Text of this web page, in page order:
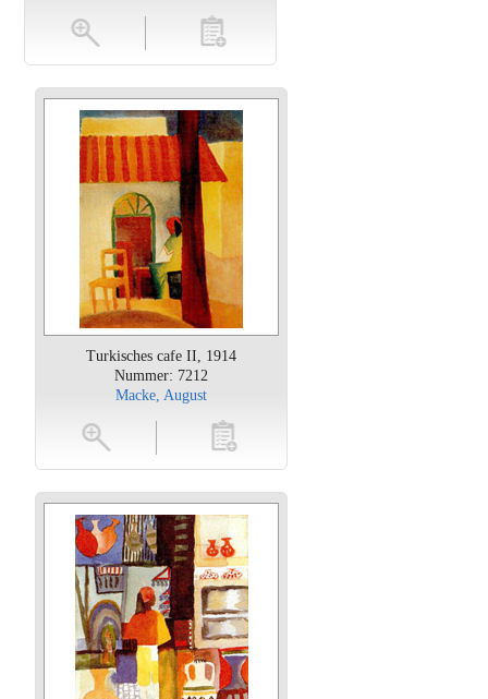
toevoegen
Turkisches cafe II, 1914
Nummer: 7212
Macke, August
toevoegen